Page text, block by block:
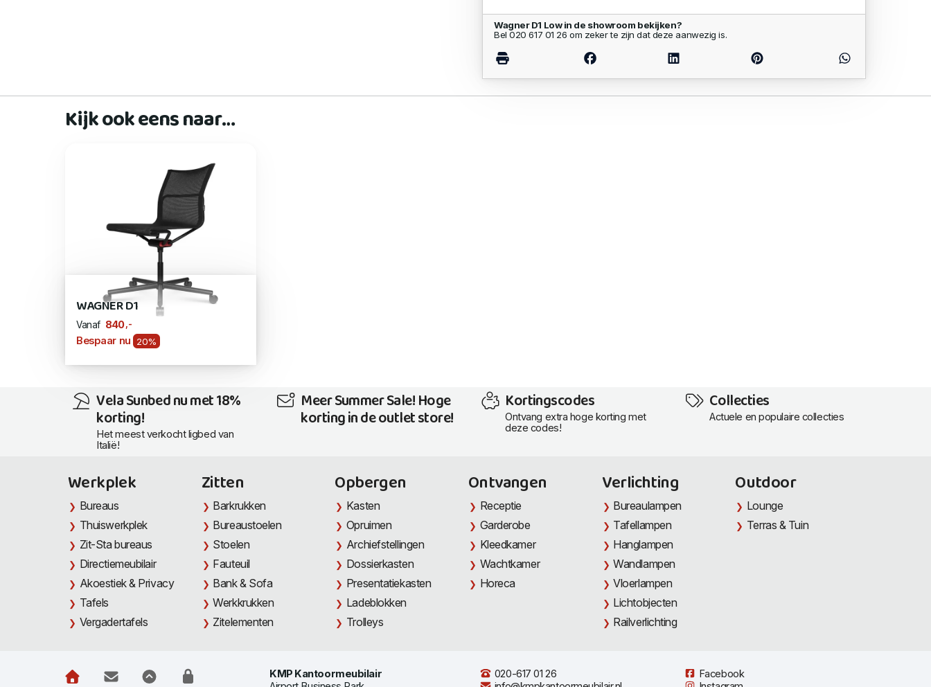
Wagner D1 Low in de showroom bekijken?
Bel 020 617 01 26 om zeker te zijn dat deze aanwezig is.
Kijk ook eens naar…
WAGNER D1
Vanaf 840,-
Bespaar nu 20%
Vela Sunbed nu met 18%
korting!
Het meest verkocht ligbed van
Italië!
Meer Summer Sale! Hoge
korting in de outlet store!
Kortingscodes
Ontvang extra hoge korting met
deze codes!
Collecties
Actuele en populaire collecties
Werkplek
Bureaus
Thuiswerkplek
Zit-Sta bureaus
Directiemeubilair
Akoestiek & Privacy
Tafels
Vergadertafels
Zitten
Barkrukken
Bureaustoelen
Stoelen
Fauteuil
Bank & Sofa
Werkkrukken
Zitelementen
Opbergen
Kasten
Opruimen
Archiefstellingen
Dossierkasten
Presentatiekasten
Ladeblokken
Trolleys
Ontvangen
Receptie
Garderobe
Kleedkamer
Wachtkamer
Horeca
Verlichting
Bureaulampen
Tafellampen
Hanglampen
Wandlampen
Vloerlampen
Lichtobjecten
Railverlichting
Outdoor
Lounge
Terras & Tuin
KMP Kantoormeubilair
020-617 01 26
Facebook